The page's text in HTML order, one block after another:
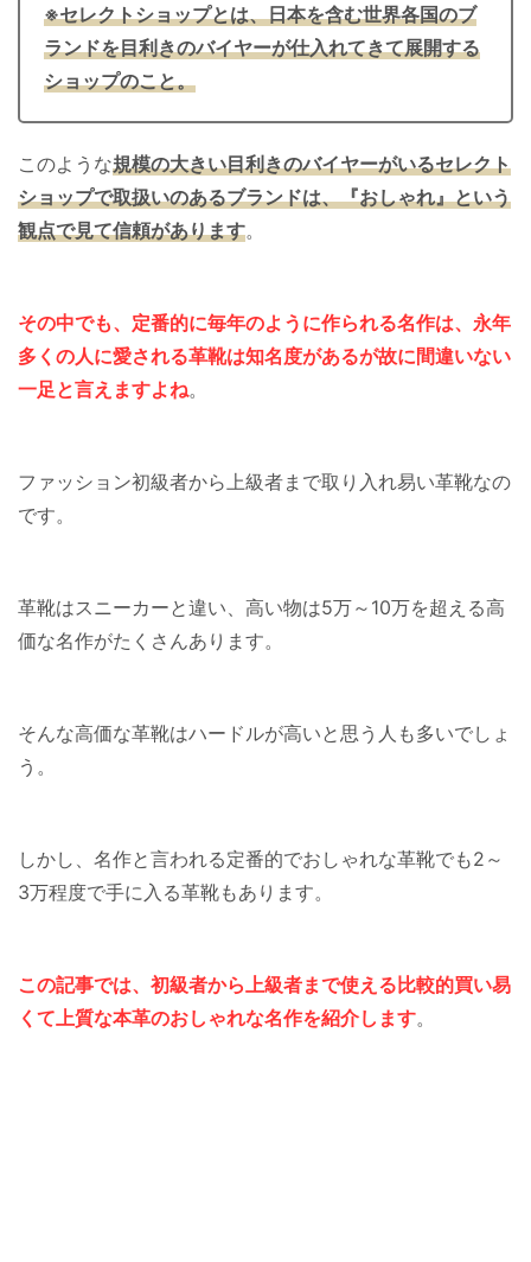
※セレクトショップとは、日本を含む世界各国のブ
ランドを目利きのバイヤーが仕入れてきて展開する
ショップのこと。
このような規模の大きい目利きのバイヤーがいるセレクト
ショップで取扱いのあるブランドは、『おしゃれ』という
観点で見て信頼があります。
その中でも、定番的に毎年のように作られる名作は、永年
多くの人に愛される革靴は知名度があるが故に間違いない
一足と言えますよね。
ファッション初級者から上級者まで取り入れ易い革靴なの
です。
革靴はスニーカーと違い、高い物は5万～10万を超える高
価な名作がたくさんあります。
そんな高価な革靴はハードルが高いと思う人も多いでしょ
う。
しかし、名作と言われる定番的でおしゃれな革靴でも2～
3万程度で手に入る革靴もあります。
この記事では、初級者から上級者まで使える比較的買い易
くて上質な本革のおしゃれな名作を紹介します。